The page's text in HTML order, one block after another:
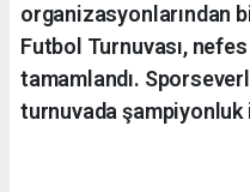
organizasyonlarından
Futbol Turnuvası,
tamamlandı.
turnuvada